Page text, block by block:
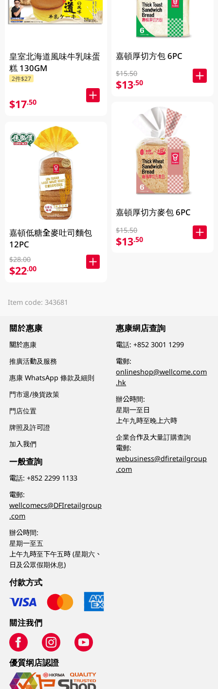
皇室北海道風味牛乳味蛋
糕 130GM
2件$27
$17.50
嘉頓低糖全麥吐司麵包
12PC
$28.00
$22.00
嘉頓厚切方包 6PC
$15.50
$13.50
嘉頓厚切方麥包 6PC
$15.50
$13.50
Item code: 343681
關於惠康
關於惠康
推廣活動及服務
惠康 WhatsApp 條款及細則
門市退/換貨政策
門店位置
牌照及許可證
加入我們
一般查詢
電話:+852 2299 1133
電郵:
wellcomecs@DFIretailgroup
.com
辦公時間:
星期一至五
上午九時至下午五時 (星期六、
日及公眾假期休息)
惠康網店查詢
電話:+852 3001 1299
電郵:
onlineshop@wellcome.com
.hk
辦公時間:
星期一至日
上午九時至晚上六時
企業合作及大量訂購查詢
電郵:
webusiness@dfiretailgroup
.com
付款方式
關注我們
優質纲店認證